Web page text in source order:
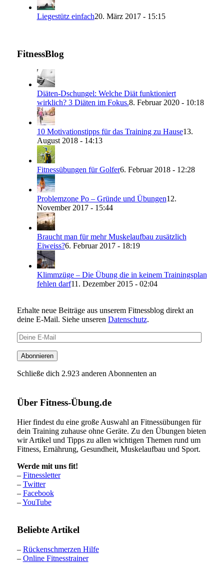
Liegestütz einfach20. März 2017 - 15:15
FitnessBlog
Diäten-Dschungel: Welche Diät funktioniert
wirklich? 3 Diäten im Fokus.8. Februar 2020 - 10:18
10 Motivationstipps für das Training zu Hause13.
August 2018 - 14:13
Fitnessübungen für Golfer6. Februar 2018 - 12:28
Problemzone Po – Gründe und Übungen12.
November 2017 - 15:44
Braucht man für mehr Muskelaufbau zusätzlich
Eiweiss?6. Februar 2017 - 18:19
Klimmzüge – Die Übung die in keinem Trainingsplan
fehlen darf11. Dezember 2015 - 02:04
Erhalte neue Beiträge aus unserem Fitnessblog direkt an
deine E-Mail. Siehe unseren Datenschutz.
Deine
E-
Mail
Abonnieren
Schließe dich 2.923 anderen Abonnenten an
Über Fitness-Übung.de
Hier findest du eine große Auswahl an Fitnessübungen für
dein Training zuhause ohne Geräte. Zu den Übungen bieten
wir Artikel und Tipps zu allen wichtigen Themen rund um
Fitness, Ernährung, Gesundheit, Muskelaufbau und Sport.
Werde mit uns fit!
– Fitnessletter
– Twitter
– Facebook
–YouTube
Beliebte Artikel
– Rückenschmerzen Hilfe
– Online Fitnesstrainer